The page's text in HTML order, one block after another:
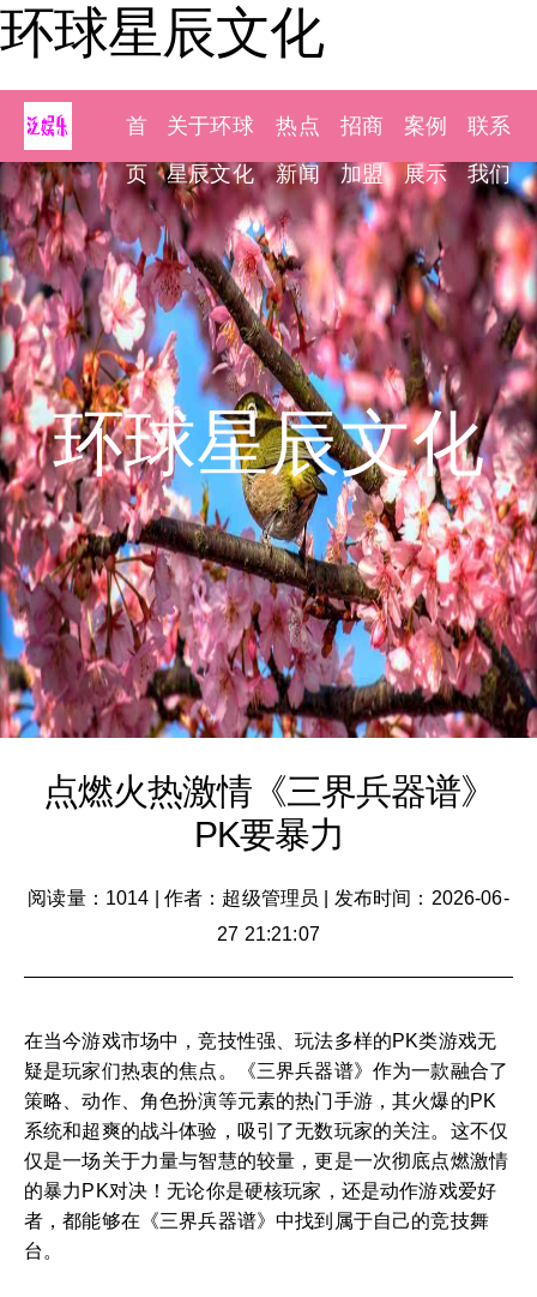
环球星辰文化
首
页
关于环球
星辰文化
热点
新闻
招商
加盟
案例
展示
联系
我们
环球星辰文化
点燃火热激情《三界兵器谱》
PK要暴力
阅读量：1014 作者：超级管理员
发布时间：2026-06-
27 21:21:07
在当今游戏市场中，竞技性强、玩法多样的PK类游戏无
疑是玩家们热衷的焦点。《三界兵器谱》作为一款融合了
策略、动作、角色扮演等元素的热门手游，其火爆的PK
系统和超爽的战斗体验，吸引了无数玩家的关注。这不仅
仅是一场关于力量与智慧的较量，更是一次彻底点燃激情
的暴力PK对决！无论你是硬核玩家，还是动作游戏爱好
者，都能够在《三界兵器谱》中找到属于自己的竞技舞
台。